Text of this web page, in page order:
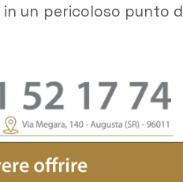
in un pericoloso punto